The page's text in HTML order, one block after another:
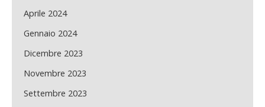
Aprile 2024
Gennaio 2024
Dicembre 2023
Novembre 2023
Settembre 2023